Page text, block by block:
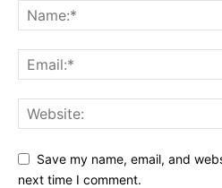
Save my name, email, and
next time I comment.